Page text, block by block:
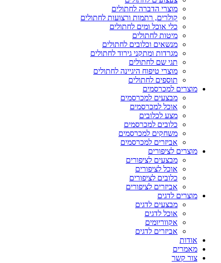
מוצרי הדברה לחתולים
קולרים, רתמות ורצועות לחתולים
כלי אוכל ומים לחתולים
מיטות לחתולים
מנשאים וכלובים לחתולים
מגרדות ומתקני גירוד לחתולים
תגי שם לחתולים
מוצרי טיפוח היגיינה לחתולים
תוספים לחתולים
מוצרים למכרסמים
מבצעים למכרסמים
אוכל למכרסמים
מצע לכלובים
כלובים למכרסמים
משחקים למכרסמים
אביזרים למכרסמים
מוצרים לציפורים
מבצעים לציפורים
אוכל לציפורים
כלובים לציפורים
אביזרים לציפורים
מוצרים לדגים
מבצעים לדגים
אוכל לדגים
אקווריומים
אביזרים לדגים
אודות
מאמרים
צור קשר